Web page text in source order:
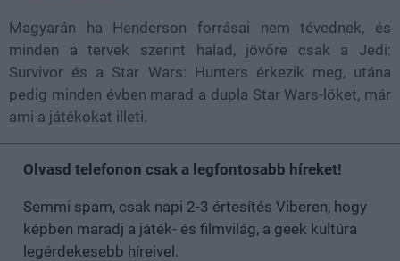
Magyarán ha Henderson forrásai nem tévednek, és
minden a tervek szerint halad, jövőre csak a Jedi:
Survivor és a Star Wars: Hunters érkezik meg, utána
pedig minden évben marad a dupla Star Wars-löket, már
ami a játékokat illeti.
Olvasd telefonon csak a legfontosabb híreket!
Semmi spam, csak napi 2-3 értesítés Viberen, hogy
képben maradj a játék- és filmvilág, a geek kultúra
legérdekesebb híreivel.